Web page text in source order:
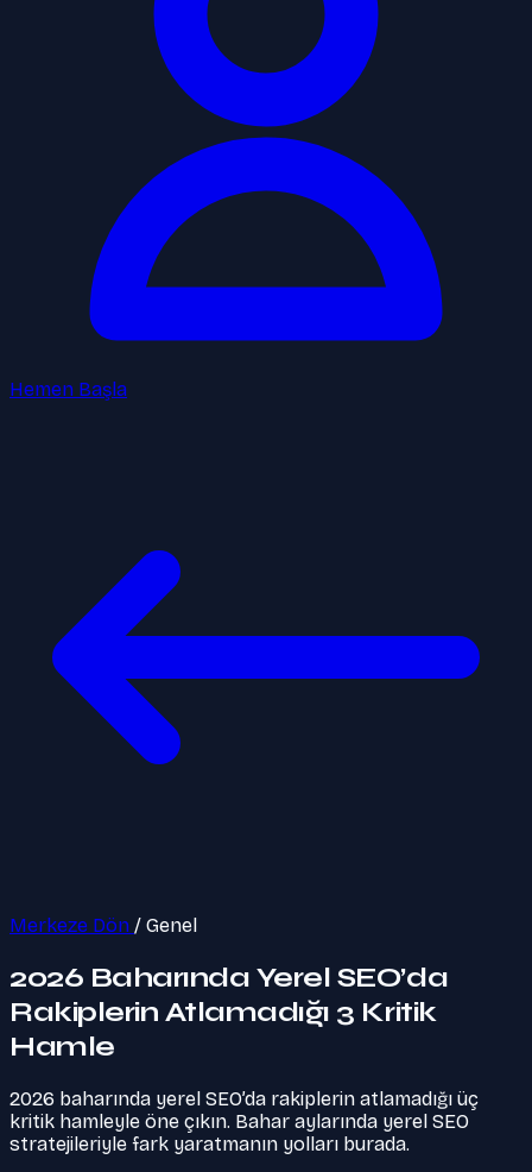
Hemen Başla
Merkeze Dön / Genel
2026 Baharında Yerel SEO’da
Rakiplerin Atlamadığı 3 Kritik
Hamle
2026 baharında yerel SEO’da rakiplerin atlamadığı üç
kritik hamleyle öne çıkın. Bahar aylarında yerel SEO
stratejileriyle fark yaratmanın yolları burada.